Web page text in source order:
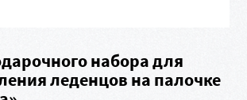
набора для
леденцов на палочке